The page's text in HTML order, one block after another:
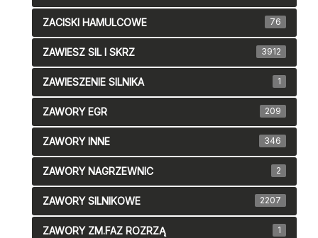
ZACISKI HAMULCOWE 76
ZAWIESZ SIL I SKRZ 3912
ZAWIESZENIE SILNIKA 1
ZAWORY EGR 209
ZAWORY INNE 346
ZAWORY NAGRZEWNIC 2
ZAWORY SILNIKOWE 2207
ZAWORY ZM.FAZ ROZRZĄ 1